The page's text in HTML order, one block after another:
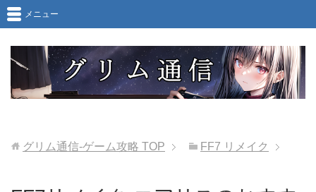
メニュー
グリム通信-ゲーム攻略 TOP FF7 リメイク